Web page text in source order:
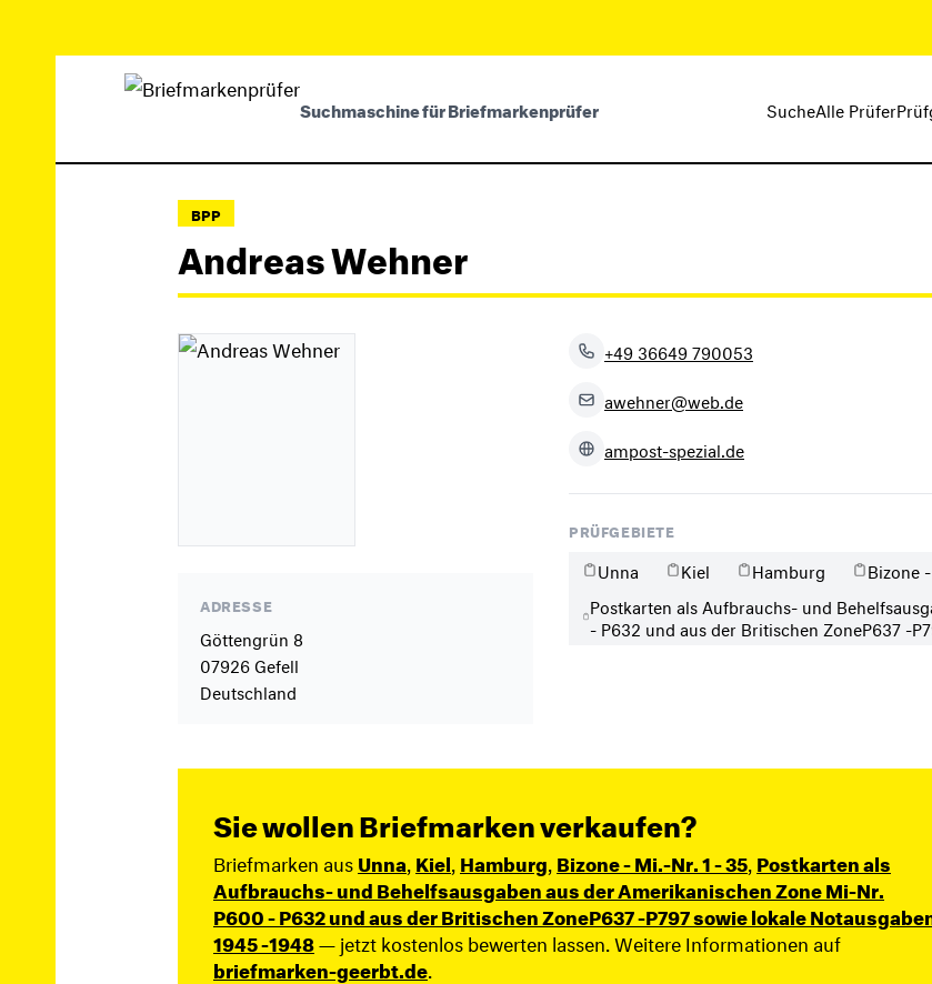
Suchmaschine für Briefmarkenprüfer SucheAlle Prüfer
BPP
Andreas Wehner
ADRESSE
Göttengrün 8
07926 Gefell
Deutschland
+49 36649 790053
awehner@web.de
ampost-spezial.de
PRÜFGEBIETE
Unna Kiel Hamburg
Bizone
Postkarten als Aufbrauchs- und
- P632 und aus der Britischen ZoneP637 -
Sie wollen Briefmarken verkaufen?
Briefmarken ausUnna Kiel Hamburg Bizone - Mi.-Nr. 1 - 35 Postkarten als
Aufbrauchs- und Behelfsausgaben aus der Amerikanischen Zone Mi-Nr.
P600 - P632 und aus der Britischen ZoneP637 -P797 sowie lokale
1945 -1948— jetzt kostenlos bewerten lassen. Weitere Informationen auf
briefmarken-geerbt.de